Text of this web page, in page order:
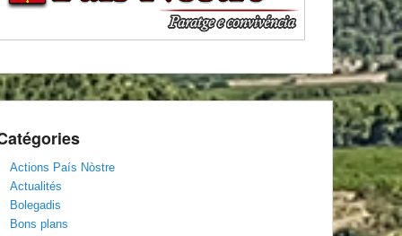
Actions País Nòstre
Actualités
Bolegadis
Bons plans